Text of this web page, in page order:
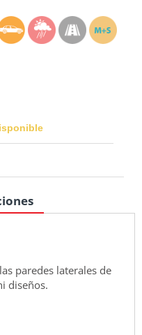
paredes laterales de
diseños.